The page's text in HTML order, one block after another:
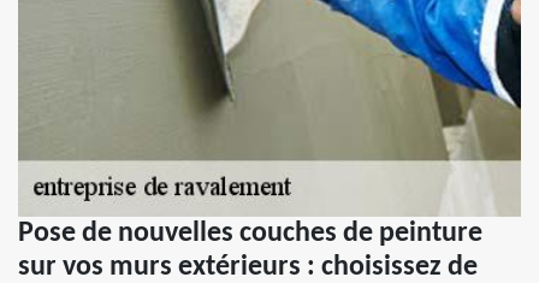
Pose de nouvelles couches de peinture
sur vos murs extérieurs : choisissez de